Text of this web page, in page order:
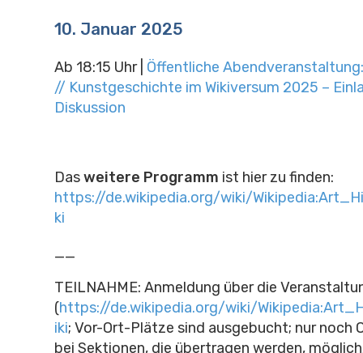
10. Januar 2025
Ab 18:15 Uhr | Öffentliche
// Kunstgeschichte im Wikiversum 2025 –
Diskussion
Dasweitere Programm ist hier zu finden:
https://de.wikipedia.org/wiki/
ki
__
TEILNAHME: Anmeldung über die
(https://de.wikipedia.org/wiki/
iki; Vor-Ort-Plätze sind ausgebucht; nur noch
bei Sektionen, die übertragen werden,